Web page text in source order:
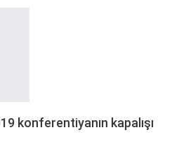
konferentiyanın kapalışı